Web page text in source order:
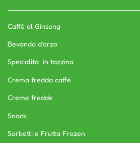
Caffè al Ginseng
Bevanda d’orzo
Specialità in tazzina
Crema fredda caffè
Creme fredde
Snack
Sorbetti e Frutta Frozen